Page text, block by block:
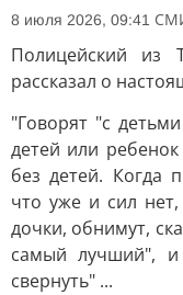
8 июля 2026, 09:41
Полицейский из
рассказал о
"Говорят "с
детей или
без детей. Когда
что уже и сил
дочки, обнимут,
самый лучший", и
свернуть" ...